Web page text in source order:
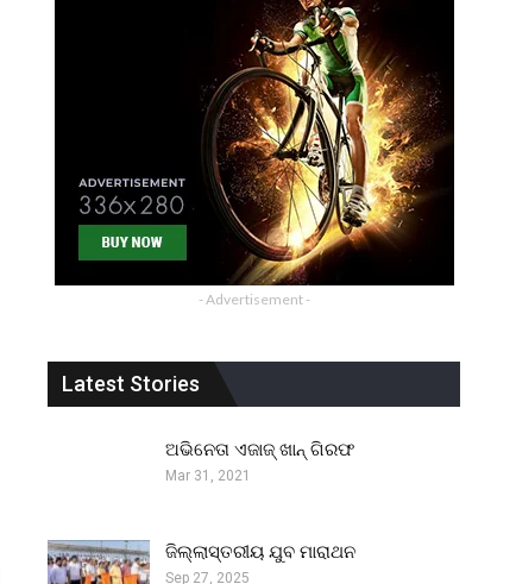
- Advertisement -
Latest Stories
ଅଭିନେତା ଏଜାଜ୍ ଖାନ୍ ଗିରଫ
Mar 31, 2021
ଜିଲ୍ଲାସ୍ତରୀୟ ଯୁବ ମାରାଥନ
Sep 27, 2025